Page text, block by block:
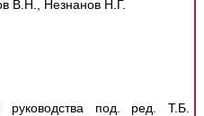
В.Н., Незнанов Н.Г.
руководства под. ред. Т.Б.